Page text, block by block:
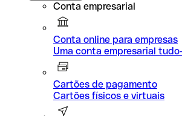
Conta empresarial
Conta online para empresas
Uma conta empresarial
Cartões de pagamento
Cartões físicos e virtuais